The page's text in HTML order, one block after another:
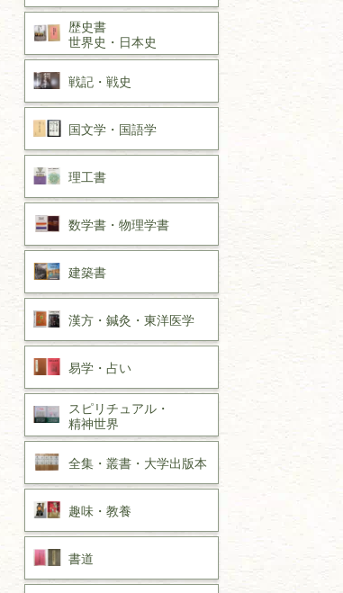
歴史書
世界史・ 日本史
戦記・戦史
国文学・ 国語学
理工書
数学書・ 物理学書
建築書
漢方・ 鍼灸・ 東洋医学
易学・ 占い
スピリチュアル・
精神世界
全集・ 叢書・ 大学出版本
趣味・ 教養
書道